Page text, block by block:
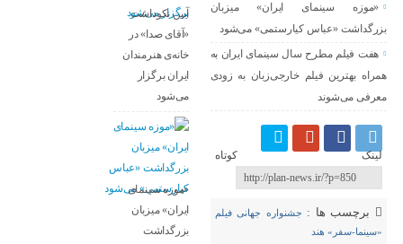
«موزه سینمای ایران» میزبان
بزرگداشت «عباس کیارستمی» می‌شود
هفت فیلم مطرح سال سینمای ایران به
همراه بهترین فیلم خارجی‌زبان به زودی
معرفی می‌شوند
لینک کوتاه
برچسب ها : جشنواره جهانی فیلم
«سینما-سفر» هند
آیین نکوداشت
«آقای صدا» در
خانه‌ی هنرمندان
ایران برگزار
می‌شود
«موزه سینمای
ایران» میزبان
بزرگداشت